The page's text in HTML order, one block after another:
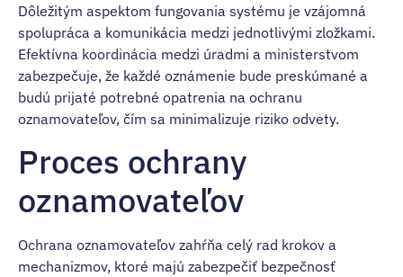
Dôležitým aspektom fungovania systému je vzájomná
spolupráca a komunikácia medzi jednotlivými zložkami.
Efektívna koordinácia medzi úradmi a ministerstvom
zabezpečuje, že každé oznámenie bude preskúmané a
budú prijaté potrebné opatrenia na ochranu
oznamovateľov, čím sa minimalizuje riziko odvety.
Proces ochrany
oznamovateľov
Ochrana oznamovateľov zahŕňa celý rad krokov a
mechanizmov, ktoré majú zabezpečiť bezpečnosť